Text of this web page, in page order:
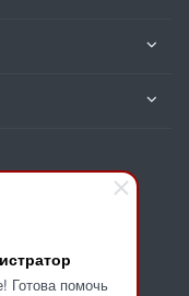
Готова помочь
оф. 301